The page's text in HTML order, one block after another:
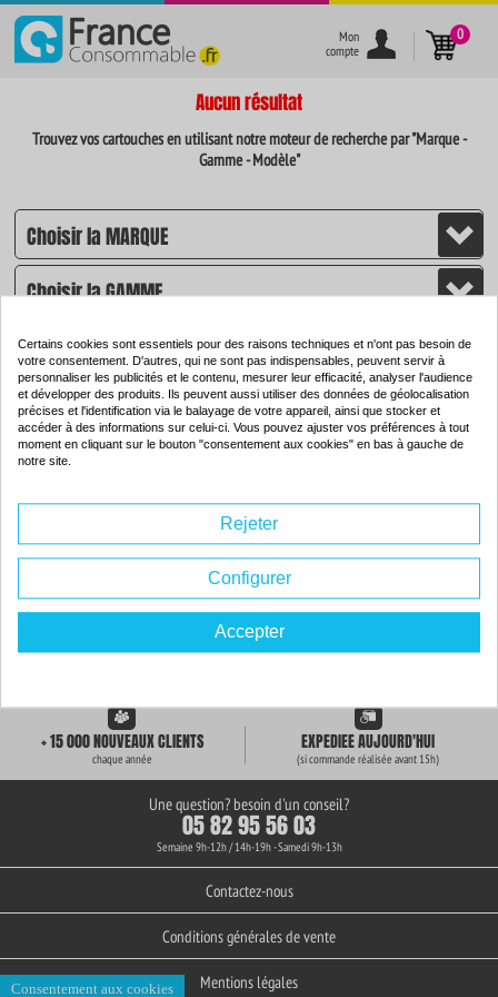
}
Mon
compte
0
Aucun résultat
Trouvez vos cartouches en utilisant notre moteur de recherche par "Marque -
Gamme - Modèle"
CHERCHER
LIVRAISON GRATUITE + de 3000 REFERENCES
+ 15 000 NOUVEAUX CLIENTS
chaque année
EXPEDIEE AUJOURD'HUI
(si commande réalisée avant 15h)
Une question? besoin d'un conseil?
05 82 95 56 03
Semaine 9h-12h / 14h-19h - Samedi 9h-13h
Contactez-nous
Conditions générales de vente
Mentions légales
Certains cookies sont essentiels pour des raisons techniques et n'ont pas besoin de
votre consentement. D'autres, qui ne sont pas indispensables, peuvent servir à
personnaliser les publicités et le contenu, mesurer leur efficacité, analyser l'audience
et développer des produits. Ils peuvent aussi utiliser des données de géolocalisation
précises et l'identification via le balayage de votre appareil, ainsi que stocker et
accéder à des informations sur celui-ci. Vous pouvez ajuster vos préférences à tout
moment en cliquant sur le bouton "consentement aux cookies" en bas à gauche de
notre site.
Rejeter
Configurer
Accepter
Consentement aux cookies